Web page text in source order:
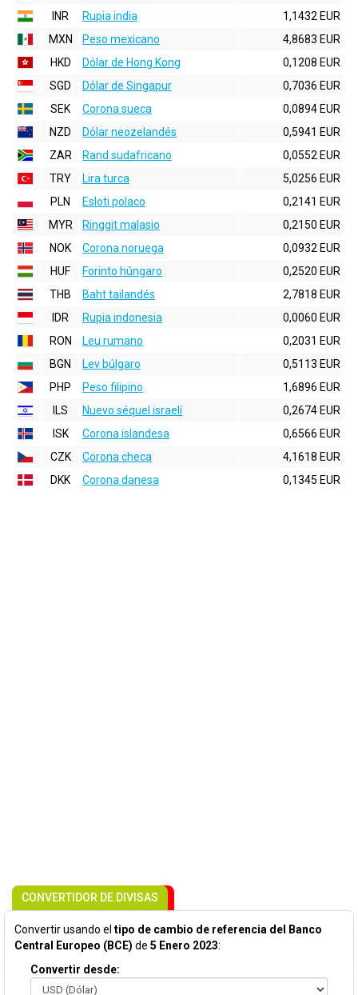
INR
Rupia india
1,1432 EUR
MXN
Peso mexicano
4,8683 EUR
HKD
Dólar de Hong Kong
0,1208 EUR
SGD
Dólar de Singapur
0,7036 EUR
SEK
Corona sueca
0,0894 EUR
NZD
Dólar neozelandés
0,5941 EUR
ZAR
Rand sudafricano
0,0552 EUR
TRY
Lira turca
5,0256 EUR
PLN
Esloti polaco
0,2141 EUR
MYR
Ringgit malasio
0,2150 EUR
NOK
Corona noruega
0,0932 EUR
HUF
Forinto húngaro
0,2520 EUR
THB
Baht tailandés
2,7818 EUR
IDR
Rupia indonesia
0,0060 EUR
RON
Leu rumano
0,2031 EUR
BGN
Lev búlgaro
0,5113 EUR
PHP
Peso filipino
1,6896 EUR
ILS
Nuevo séquel israelí
0,2674 EUR
ISK
Corona islandesa
0,6566 EUR
CZK
Corona checa
4,1618 EUR
DKK
Corona danesa 0,1345 EUR
CONVERTIDOR DE DIVISAS
Convertir usando el tipo de cambio de referencia del Banco
Central Europeo (BCE) de 5 Enero 2023:
Convertir desde: